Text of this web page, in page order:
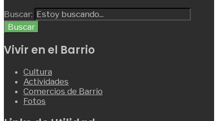
Buscar:
Buscar
Vivir en el Barrio
Cultura
Actividades
Comercios de Barrio
Fotos